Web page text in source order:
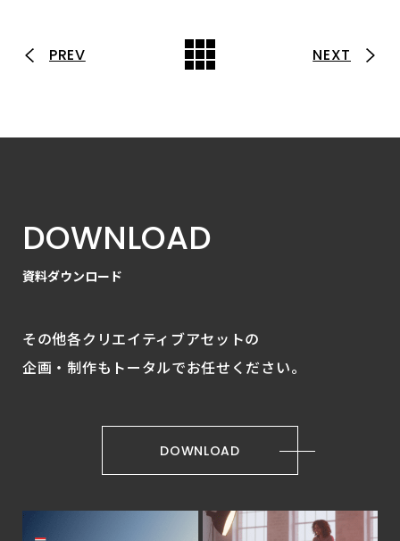
PREV NEXT
DOWNLOAD
資料ダウンロー ド
その他各クリエイティブアセットの
企画・制作もトータルでお任せください。
DOWNLOAD